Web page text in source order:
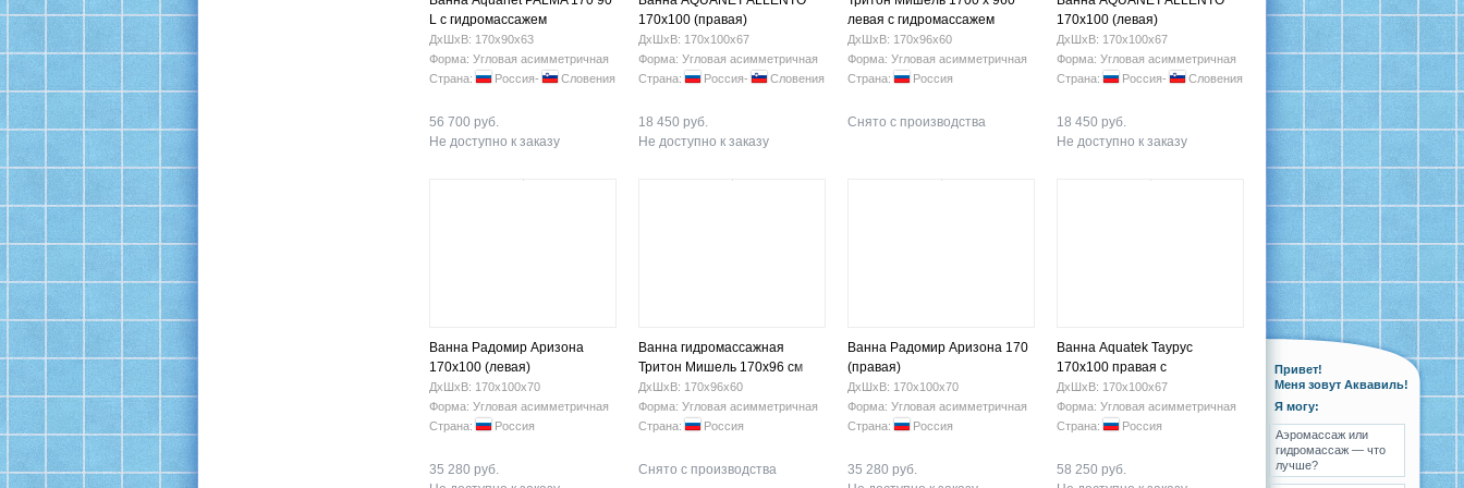
L с гидромассажем
ДхШхВ: 170х90х63
Форма: Угловая асимметричная
Страна:
Россия- Словения
56 700 руб.
Не доступно к заказу
170х100 (правая)
ДхШхВ: 170х100х67
Форма: Угловая асимметричная
Страна:
Россия- Словения
18 450 руб.
Не доступно к заказу
левая с гидромассажем
ДхШхВ: 170х96х60
Форма: Угловая асимметричная
Страна:
Россия
Снято с производства
170х100 (левая)
ДхШхВ: 170х100х67
Форма: Угловая асимметричная
Страна:
Россия- Словения
18 450 руб.
Не доступно к заказу
Ванна Радомир Аризона
170х100 (левая)
ДхШхВ: 170х100х70
Форма: Угловая асимметричная
Страна:
Россия
35 280 руб.
Ванна гидромассажная
Тритон Мишель 170х96 см
левая
ДхШхВ: 170х96х60
Форма: Угловая асимметричная
Страна:
Россия
Снято с производства
Ванна Радомир Аризона 170
(правая)
ДхШхВ: 170х100х70
Форма: Угловая асимметричная
Страна:
Россия
35 280 руб.
Ванна Aquatek Таурус
170x100 правая с
гидромассажем
ДхШхВ: 170х100х67
Форма: Угловая асимметричная
Страна:
Россия
58 250 руб.
Привет!
Меня зовут Аквавиль!
Я могу:
Аэромассаж или
гидромассаж — что
лучше?